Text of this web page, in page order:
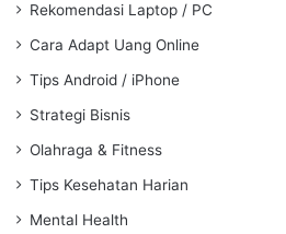
Rekomendasi Laptop / PC
Cara Adapt Uang Online
Tips Android / iPhone
Strategi Bisnis
Olahraga & Fitness
Tips Kesehatan Harian
Mental Health